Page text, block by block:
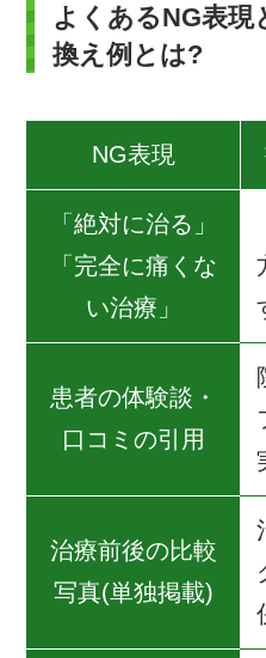
よくあるNG表現
換え例とは?
NG表現
「絶対に治る」
「完全に痛くな
い治療」
患者の体験談・
口コミの引用
治療前後の比較
写真(単独掲載)